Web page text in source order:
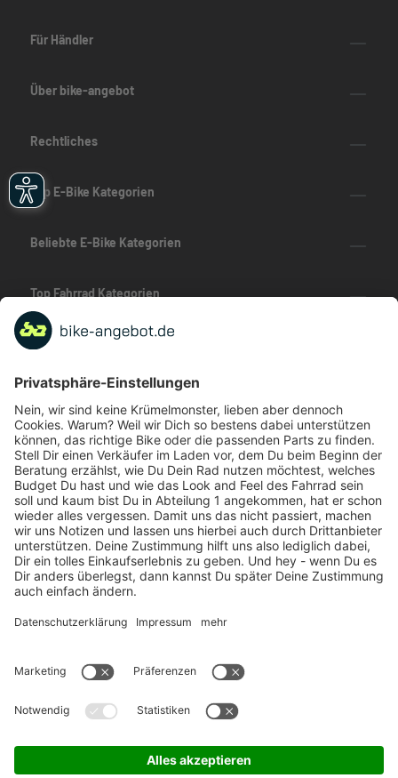
Für Händler
Über bike-angebot
Rechtliches
Top E-Bike Kategorien
Beliebte E-Bike Kategorien
Top Fahrrad Kategorien
Beliebte Fahrrad-Kategorien
Marken-Highlights
TOP-Marken
ZAHLUNGSARTEN / RATENKAUF
FÜR ARBEITGEBER & ARBEITNEHMER